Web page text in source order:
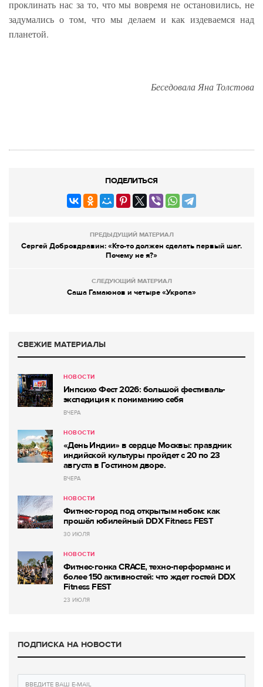
проклинать нас за то, что мы вовремя не остановились, не
задумались о том, что мы делаем и как издеваемся над
планетой.
Беседовала Яна Толстова
ПОДЕЛИТЬСЯ
ПРЕДЫДУЩИЙ МАТЕРИАЛ
Сергей Доброздравин: «Кто-то должен сделать первый шаг.
Почему не я?»
СЛЕДУЮЩИЙ МАТЕРИАЛ
Саша Гамаюнов и четыре «Укропа»
СВЕЖИЕ МАТЕРИАЛЫ
НОВОСТИ
Инпсихо Фест 2026: большой фестиваль-
экспедиция к пониманию себя
ВЧЕРА
НОВОСТИ
«День Индии» в сердце Москвы: праздник
индийской культуры пройдет с 20 по 23
августа в Гостином дворе.
ВЧЕРА
НОВОСТИ
Фитнес-город под открытым небом: как
прошёл юбилейный DDX Fitness FEST
30 ИЮЛЯ
НОВОСТИ
Фитнес-гонка CRACE, техно-перформанс и
более 150 активностей: что ждет гостей DDX
Fitness FEST
23 ИЮЛЯ
ПОДПИСКА НА НОВОСТИ